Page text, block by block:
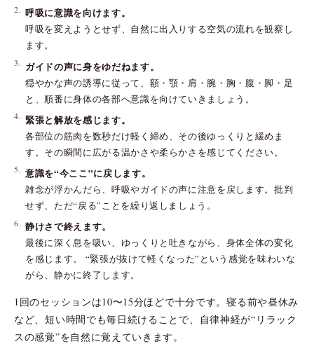
呼吸に意識を向けます。
呼吸を変えようとせず、自然に出入りする空気の流れを観察し
ます。
ガイドの声に身をゆだねます。
穏やかな声の誘導に従って、額・顎・肩・腕・胸・腹・脚・足
と、順番に身体の各部へ意識を向けていきましょう。
緊張と解放を感じます。
各部位の筋肉を数秒だけ軽く締め、その後ゆっくりと緩めま
す。その瞬間に広がる温かさや柔らかさを感じてください。
意識を“今ここ”に戻します。
雑念が浮かんだら、呼吸やガイドの声に注意を戻します。批判
せず、ただ“戻る”ことを繰り返しましょう。
静けさで終えます。
最後に深く息を吸い、ゆっくりと吐きながら、身体全体の変化
を感じます。 “緊張が抜けて軽くなった”という感覚を味わいな
がら、静かに終了します。
1回のセッションは10〜15分ほどで十分です。寝る前や昼休み
など、短い時間でも毎日続けることで、自律神経が“リラック
スの感覚”を自然に覚えていきます。